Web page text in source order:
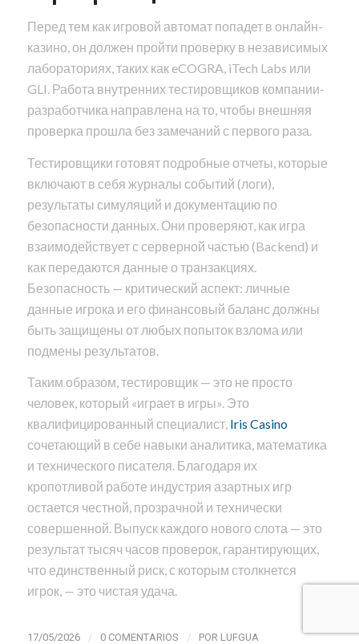
Перед тем как игровой автомат попадет в онлайн-
казино, он должен пройти проверку в независимых
лабораториях, таких как eCOGRA, iTech Labs или
GLI. Работа внутренних тестировщиков компании-
разработчика направлена на то, чтобы внешняя
проверка прошла без замечаний с первого раза.
Тестировщики готовят подробные отчеты, которые
включают в себя журналы событий (логи),
результаты симуляций и документацию по
безопасности данных. Они проверяют, как игра
взаимодействует с серверной частью (Backend) и
как передаются данные о транзакциях.
Безопасность — критический аспект: личные
данные игрока и его финансовый баланс должны
быть защищены от любых попыток взлома или
подмены результатов.
Таким образом, тестировщик — это не просто
человек, который «играет в игры». Это
квалифицированный специалист, Iris Casino
сочетающий в себе навыки аналитика, математика
и технического писателя. Благодаря их
кропотливой работе индустрия азартных игр
остается честной, прозрачной и технически
совершенной. Выпуск каждого нового слота — это
результат тысяч часов проверок, гарантирующих,
что единственный риск, с которым столкнется
игрок, — это чистая удача.
17/05/2026 / 0 COMENTARIOS / POR LUFGUA